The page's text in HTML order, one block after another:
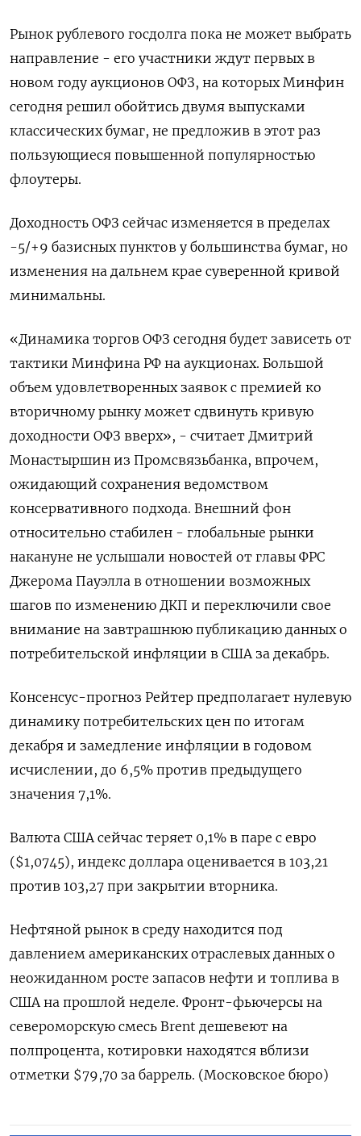
Рынок рублевого госдолга пока не может выбрать
направление - его участники ждут первых в
новом году аукционов ОФЗ, на которых Минфин
сегодня решил обойтись двумя выпусками
классических бумаг, не предложив в этот раз
пользующиеся повышенной популярностью
флоутеры.
Доходность ОФЗ сейчас изменяется в пределах
-5/+9 базисных пунктов у большинства бумаг, но
изменения на дальнем крае суверенной кривой
минимальны.
«Динамика торгов ОФЗ сегодня будет зависеть от
тактики Минфина РФ на аукционах. Большой
объем удовлетворенных заявок с премией ко
вторичному рынку может сдвинуть кривую
доходности ОФЗ вверх», - считает Дмитрий
Монастыршин из Промсвязьбанка, впрочем,
ожидающий сохранения ведомством
консервативного подхода. Внешний фон
относительно стабилен - глобальные рынки
накануне не услышали новостей от главы ФРС
Джерома Пауэлла в отношении возможных
шагов по изменению ДКП и переключили свое
внимание на завтрашнюю публикацию данных о
потребительской инфляции в США за декабрь.
Консенсус-прогноз Рейтер предполагает нулевую
динамику потребительских цен по итогам
декабря и замедление инфляции в годовом
исчислении, до 6,5% против предыдущего
значения 7,1%.
Валюта США сейчас теряет 0,1% в паре с евро
($1,0745), индекс доллара оценивается в 103,21
против 103,27 при закрытии вторника.
Нефтяной рынок в среду находится под
давлением американских отраслевых данных о
неожиданном росте запасов нефти и топлива в
США на прошлой неделе. Фронт-фьючерсы на
североморскую смесь Brent дешевеют на
полпроцента, котировки находятся вблизи
отметки $79,70 за баррель. (Московское бюро)